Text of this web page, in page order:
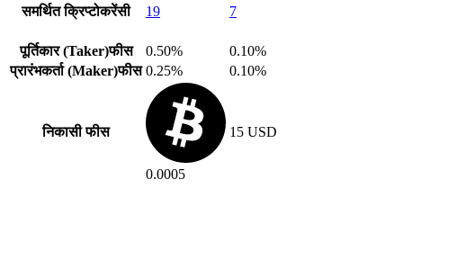
समर्थित क्रिप्टोकरेंसी
19
7
पूर्तिकार (Taker)फीस
0.50%
0.10%
प्रारंभकर्ता (Maker)फीस 0.25% 0.10%
निकासी फीस
0.0005
15 USD